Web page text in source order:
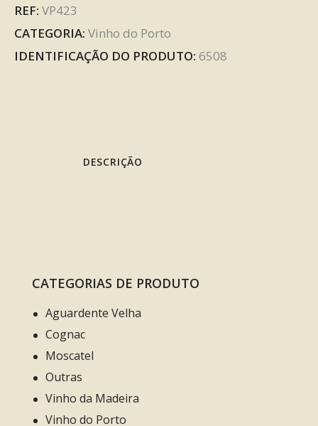
REF: VP423
CATEGORIA: Vinho do Porto
IDENTIFICAÇÃO DO PRODUTO: 6508
DESCRIÇÃO
CATEGORIAS DE PRODUTO
Aguardente Velha
Cognac
Moscatel
Outras
Vinho da Madeira
Vinho do Porto